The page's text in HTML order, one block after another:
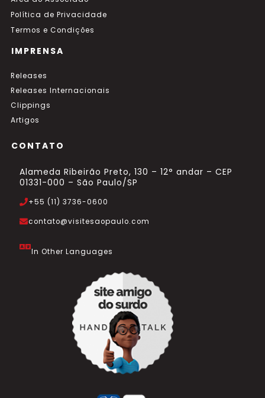
Política de Privacidade
Termos e Condições
IMPRENSA
Releases
Releases Internacionais
Clippings
Artigos
CONTATO
Alameda Ribeirão Preto, 130 – 12° andar – CEP
01331-000 – São Paulo/SP
+55 (11) 3736-0600
contato@visitesaopaulo.com
In Other Languages